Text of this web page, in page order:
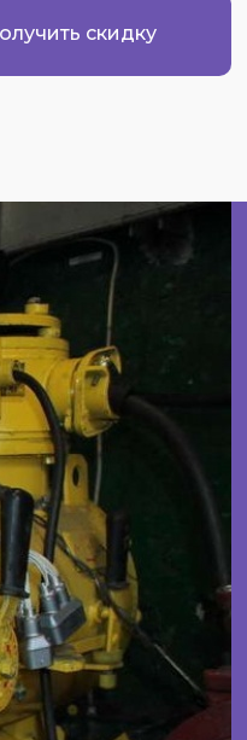
скидку